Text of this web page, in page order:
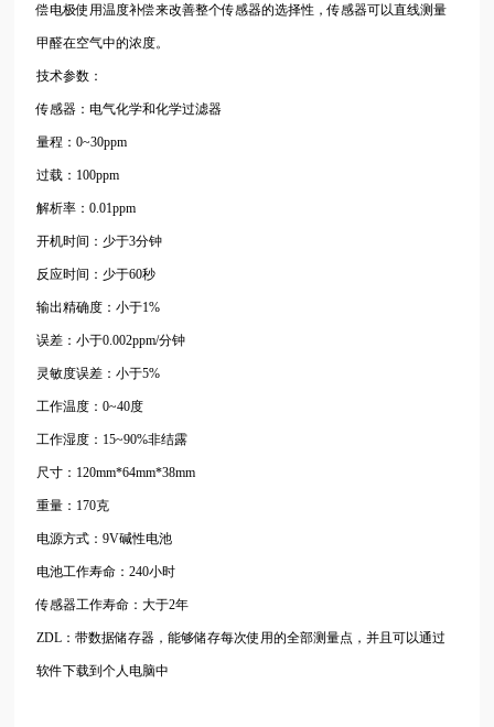
偿电极使用温度补偿来改善整个传感器的选择性，传感器可以直线测量
甲醛在空气中的浓度。
技术参数：
传感器：电气化学和化学过滤器
量程：0~30ppm
过载：100ppm
解析率：0.01ppm
开机时间：少于3分钟
反应时间：少于60秒
输出精确度：小于1%
误差：小于0.002ppm/分钟
灵敏度误差：小于5%
工作温度：0~40度
工作湿度：15~90%非结露
尺寸：120mm*64mm*38mm
重量：170克
电源方式：9V碱性电池
电池工作寿命：240小时
传感器工作寿命：大于2年
ZDL：带数据储存器，能够储存每次使用的全部测量点，并且可以通过
软件下载到个人电脑中